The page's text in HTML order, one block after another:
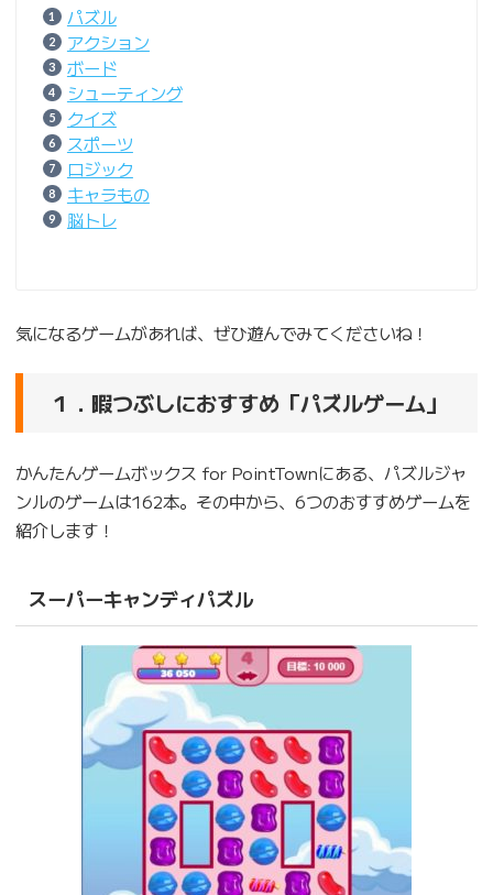
パズル
アクション
ボード
シューティング
クイズ
スポーツ
ロジック
キャラもの
脳トレ
気になるゲームがあれば、ぜひ遊んでみてくださいね！
１．暇つぶしにおすすめ「パズルゲーム」
かんたんゲームボックス for PointTownにある、パズルジャ
ンルのゲームは162本。その中から、6つのおすすめゲームを
紹介します！
スーパーキャンディパズル